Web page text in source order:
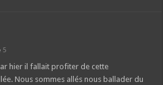
5
hier il fallait profiter de cette
Nous sommes allés nous ballader du